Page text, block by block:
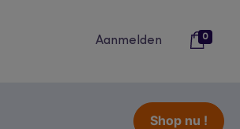
Aanmelden 0
Shop nu !